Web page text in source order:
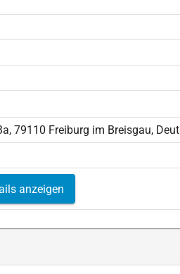
79110 Freiburg im Breisgau,
anzeigen